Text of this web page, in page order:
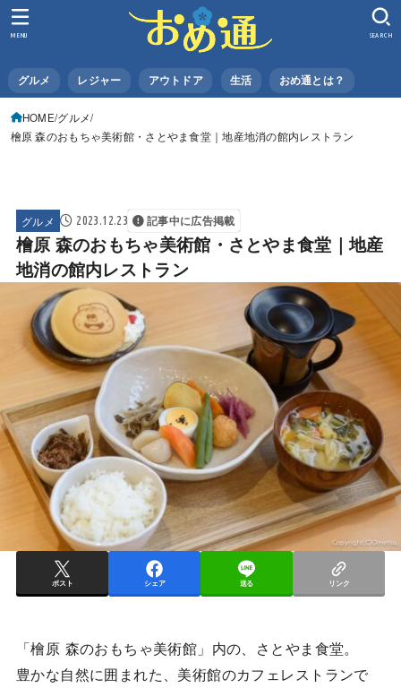
グルメ レジャー アウトドア 生活 おめ通とは？
SEARCH
MENU
HOME グルメ
檜原 森のおもちゃ美術館・さとやま食堂｜地産地消の館内レストラン
グルメ 2023.12.23 記事中に広告掲載
檜原 森のおもちゃ美術館・さとやま食堂｜地産
地消の館内レストラン
ポスト シェア 送る リンク
「檜原 森のおもちゃ美術館」内の、さとやま食堂。
豊かな自然に囲まれた、美術館のカフェレストランで